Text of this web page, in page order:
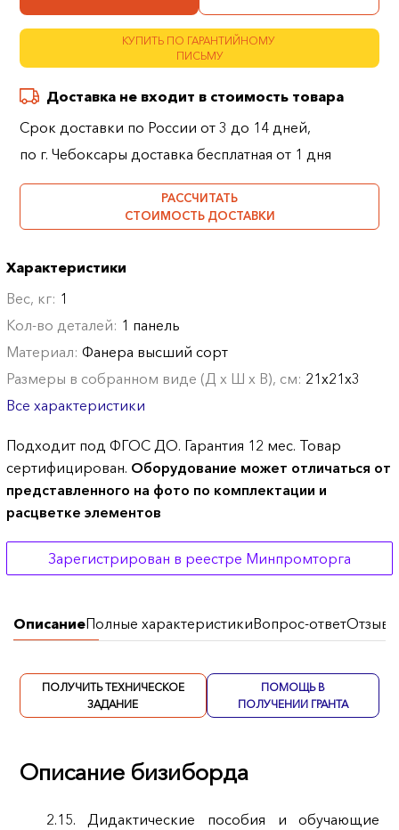
КУПИТЬ ПО ГАРАНТИЙНОМУ
ПИСЬМУ
Доставка не входит в стоимость товара
Срок доставки по России от 3 до 14 дней,
по г. Чебоксары доставка бесплатная от 1 дня
РАССЧИТАТЬ
СТОИМОСТЬ ДОСТАВКИ
Характеристики
Вес, кг: 1
Кол-во деталей: 1 панель
Материал:Фанера высший сорт
Размеры в собранном виде (Д х Ш х В), см: 21х21х3
Все характеристики
Подходит под ФГОС ДО. Гарантия 12 мес. Товар
сертифицирован. Оборудование может отличаться от
представленного на фото по комплектации и
расцветке элементов
Зарегистрирован в реестре Минпромторга
ОписаниеПолные характеристикиВопрос-ответОтзывы
ПОЛУЧИТЬ ТЕХНИЧЕСКОЕ
ЗАДАНИЕ
ПОМОЩЬ В
ПОЛУЧЕНИИ ГРАНТА
Описание бизиборда
2.15. Дидактические пособия и обучающие